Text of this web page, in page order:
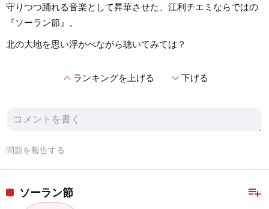
守りつつ踊れる音楽として昇華させた、江利チエミならではの
『ソーラン節』。
北の大地を思い浮かべながら聴いてみては？
expand_lessランキングを上げる expand_more下げる
問題を報告する
playlist_add
ソーラン節